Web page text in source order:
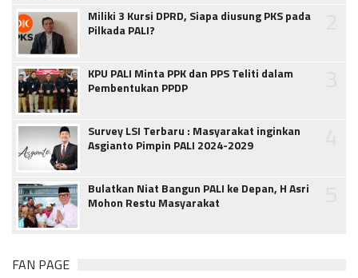
Miliki 3 Kursi DPRD, Siapa diusung PKS pada
Pilkada PALI?
KPU PALI Minta PPK dan PPS Teliti dalam
Pembentukan PPDP
Survey LSI Terbaru : Masyarakat inginkan
Asgianto Pimpin PALI 2024-2029
Bulatkan Niat Bangun PALI ke Depan, H Asri
Mohon Restu Masyarakat
FAN PAGE